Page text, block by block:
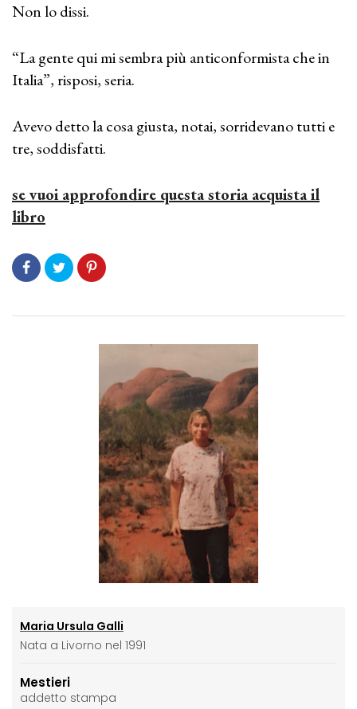
Non lo dissi.
“La gente qui mi sembra più anticonformista che in
Italia”, risposi, seria.
Avevo detto la cosa giusta, notai, sorridevano tutti e
tre, soddisfatti.
se vuoi approfondire questa storia acquista il
libro
Maria Ursula Galli
Nata a Livorno nel 1991
Mestieri
addetto stampa